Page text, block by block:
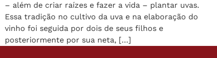
– além de criar raízes e fazer a vida – plantar uvas.
Essa tradição no cultivo da uva e na elaboração do
vinho foi seguida por dois de seus filhos e
posteriormente por sua neta, […]